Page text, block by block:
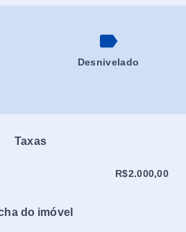
Desnivelado
Taxas
R$2.000,00
do imóvel